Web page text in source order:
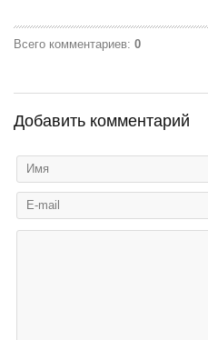
Всего комментариев: 0
Добавить комментарий